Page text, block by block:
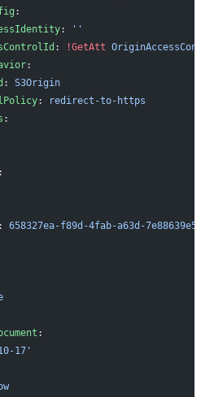
:
:
''
: !GetAtt
:
: S3Origin
:
redirect-to-https
:
:
: 658327ea-f89d-4fab-a63d-
:
17'